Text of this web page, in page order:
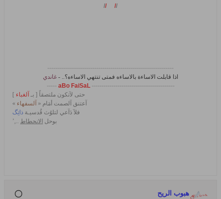
/
/
/
/
----------------------------------------------------------------
اذا قابلت الاساءة بالاساءه فمتى تنتهي الاساءه؟.. - غاندي
------------------------------------------
aBo FaiSaL
-----
حتى لآتكون ملتصقاً [ بـ آلغباء ]
آعتنق آلصمت أمَام « آلسفهاء »
فلآ دَآعي لتلوُث قُدسيـة ذاتِگ
بوحل الانحطاط ..,’
هبوب الريح